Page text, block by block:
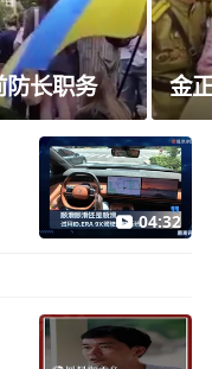
功者
04:32